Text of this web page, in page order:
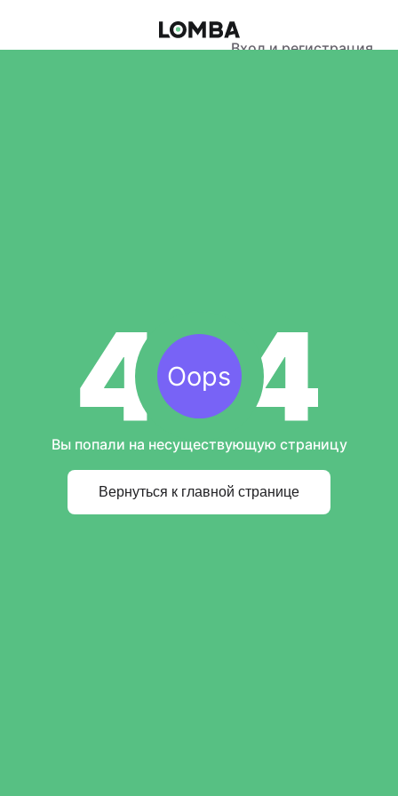
Вход и регистрация
Oops
Вы попали на несуществующую страницу
Вернуться к главной странице